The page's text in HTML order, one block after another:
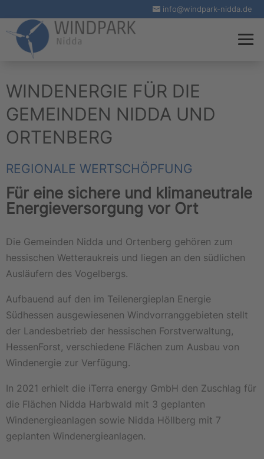
info@windpark-nidda.de
WINDENERGIE FÜR DIE
GEMEINDEN NIDDA UND
ORTENBERG
REGIONALE WERTSCHÖPFUNG
Für eine sichere und klimaneutrale
Energieversorgung vor Ort
Die Gemeinden Nidda und Ortenberg gehören zum
hessischen Wetteraukreis und liegen an den südlichen
Ausläufern des Vogelbergs.
Aufbauend auf den im Teilenergieplan Energie
Südhessen ausgewiesenen Windvorranggebieten stellt
der Landesbetrieb der hessischen Forstverwaltung,
HessenForst, verschiedene Flächen zum Ausbau von
Windenergie zur Verfügung.
In 2021 erhielt die iTerra energy GmbH den Zuschlag für
die Flächen Nidda Harbwald mit 3 geplanten
Windenergieanlagen sowie Nidda Höllberg mit 7
geplanten Windenergieanlagen.